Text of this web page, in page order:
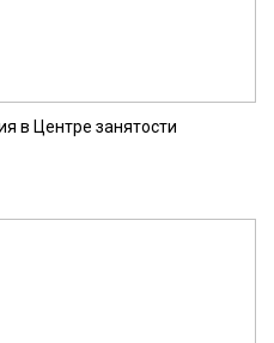
в Центре занятости